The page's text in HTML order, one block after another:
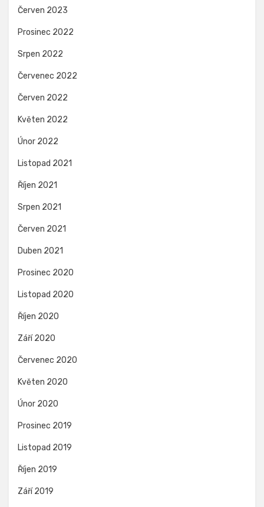
Červen 2023
Prosinec 2022
Srpen 2022
Červenec 2022
Červen 2022
Květen 2022
Únor 2022
Listopad 2021
Říjen 2021
Srpen 2021
Červen 2021
Duben 2021
Prosinec 2020
Listopad 2020
Říjen 2020
Září 2020
Červenec 2020
Květen 2020
Únor 2020
Prosinec 2019
Listopad 2019
Říjen 2019
Září 2019